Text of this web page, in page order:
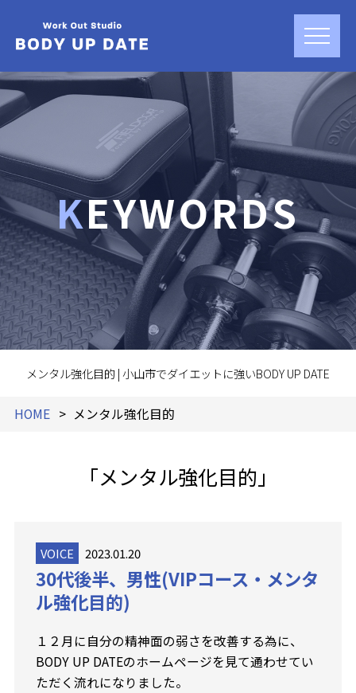
KEYWORDS
メンタル強化目的 | 小山市でダイエットに強いBODY UP DATE
HOME メンタル強化目的
「メンタル強化目的」
VOICE 2023.01.20
30代後半、男性(VIPコース・メンタ
ル強化目的)
１２月に自分の精神面の弱さを改善する為に、
BODY UP DATEのホームページを見て通わせてい
ただく流れになりました。